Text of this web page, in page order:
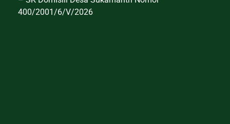
400/2001/6/V/2026